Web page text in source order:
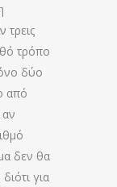
τρεις
τρόπο
δύο
από
δεν θα
για